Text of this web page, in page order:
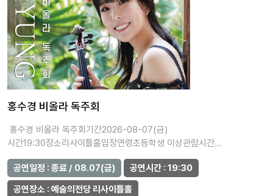
홍수경 비올라 독주회
홍수경 비올라 독주회기간2026-08-07(금)
시간19:30장소리사이틀홀입장연령초등학생 이상관람시간
(분)90가격일반석 20,000원주…
공연일정 : 종료 / 08.07(금)
공연시간 : 19:30
공연장소 : 예술의전당 리사이틀홀